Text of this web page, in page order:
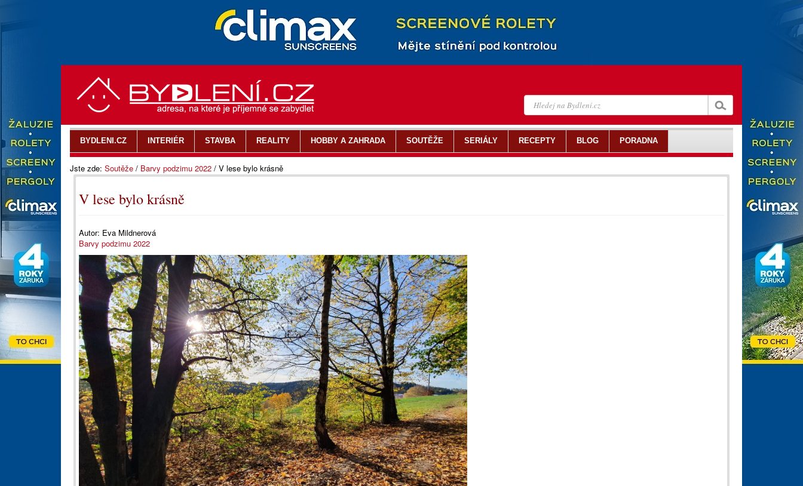
Jste zde: Soutěže / Barvy podzimu 2022 / V lese bylo krásně
V lese bylo krásně
Autor: Eva Mildnerová
Barvy podzimu 2022
BYDLENI.CZ INTERIÉR STAVBA REALITY HOBBY A ZAHRADA SOUTĚŽE SERIÁLY RECEPTY BLOG PORADNA